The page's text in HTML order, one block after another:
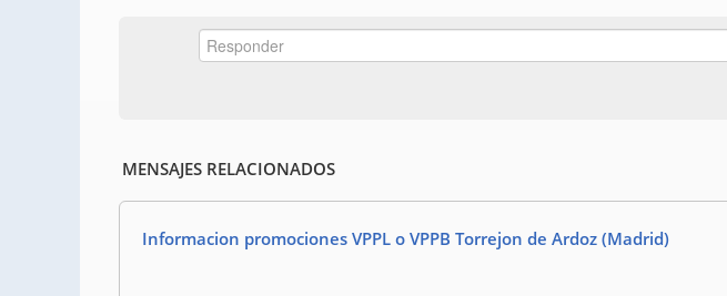
MENSAJES RELACIONADOS
Informacion promociones VPPL o VPPB Torrejon de Ardoz (Madrid)